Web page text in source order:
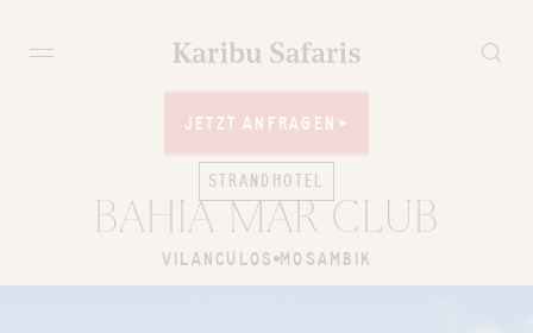
JETZT ANFRAGEN
JETZT ANFRAGEN
STRANDHOTEL
BAHIA MAR CLUB
VILANCULOS MOSAMBIK